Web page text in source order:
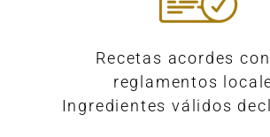
Recetas acordes
reglamentos
Ingredientes válidos